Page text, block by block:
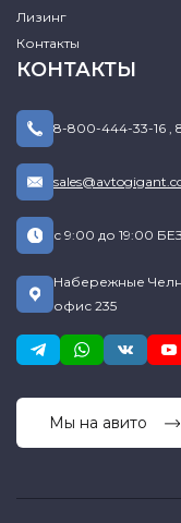
Лизинг
Контакты
КОНТАКТЫ
8-800-444-33-16 ,
с 9:00 до 19:00
Набережные
офис 235
Мы на авито